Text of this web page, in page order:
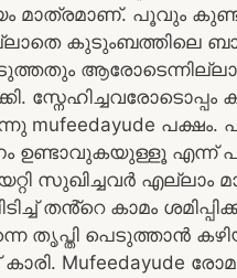
മാത്രമാണ്. പൂവും
കുടുംബത്തിലെ
mufeedayude
ഉണ്ടാവുകയുള്ളൂ എന്ന്
സുഖിച്ചവർ എല്ലാം
തൻ്റെ കാമം
തൃപ്തി പെടുത്താൻ
കാരി.